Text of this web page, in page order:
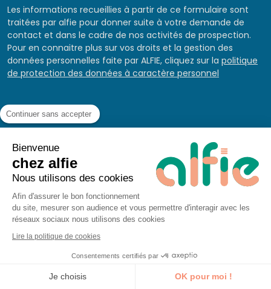
Les informations recueillies à partir de ce formulaire sont
traitées par alfie pour donner suite à votre demande de
contact et dans le cadre de nos activités de prospection.
Pour en connaitre plus sur vos droits et la gestion des
données personnelles faite par ALFIE, cliquez sur la politique
de protection des données à caractère personnel
Les autres formations
similaires
Continuer sans accepter
Bienvenue
chez alfie
Nous utilisons des cookies
Afin d'assurer le bon fonctionnement
du site, mesurer son audience et vous permettre d'interagir avec les
réseaux sociaux nous utilisons des cookies
Lire la politique de cookies
Consentements certifiés par
Je choisis OK pour moi !